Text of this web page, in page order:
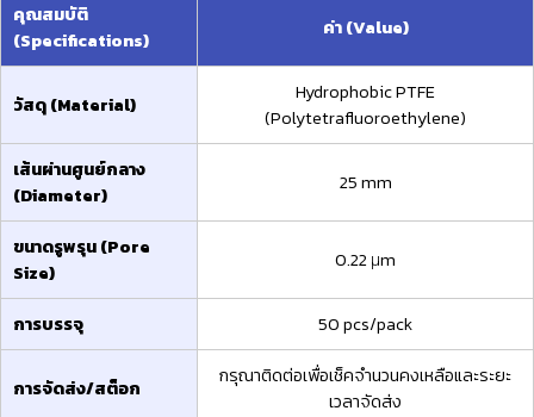
คุณสมบัติ
(Specifications)
ค่า (Value)
วัสดุ (Material)
Hydrophobic PTFE
(Polytetrafluoroethylene)
เส้นผ่านศูนย์กลาง
(Diameter)
25 mm
ขนาดรูพรุน (Pore
Size)
0.22 μm
การบรรจุ 50 pcs/pack
การจัดส่ง/สต็อก
กรุณาติดต่อเพื่อเช็คจำนวนคงเหลือและระยะ
เวลาจัดส่ง